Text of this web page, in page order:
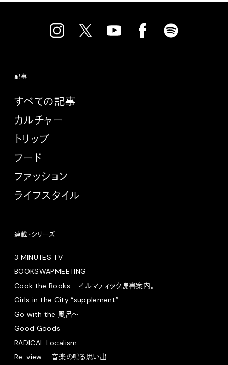
記事
すべての記事
カルチャー
トリップ
フード
ファッション
ライフスタイル
連載・シリーズ
3 MINUTES TV
BOOKSWAPMEETING
Cook the Books - イルマティック読書案内。-
Girls in the City “supplement”
Go with the 風呂〜
Good Goods
RADICAL Localism
Re: view – 音楽の鳴る思い出 –